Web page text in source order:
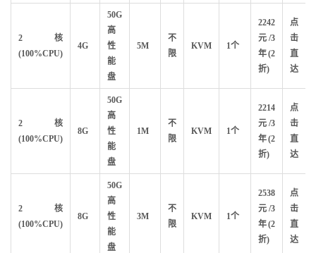
2核
(100%CPU)
4G
50G
高
性
能
盘
5M
不
限
KVM 1个
2242
元/3
年(2
折)
点
击
直
达
2核
(100%CPU)
8G
50G
高
性
能
盘
1M
不
限
KVM 1个
2214
元/3
年(2
折)
点
击
直
达
2核
(100%CPU)
8G
50G
高
性
能
盘
3M
不
限
KVM 1个
2538
元/3
年(2
折)
点
击
直
达